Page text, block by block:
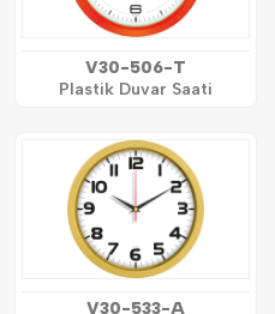
V30-506-T
Plastik Duvar Saati
V30-533-A